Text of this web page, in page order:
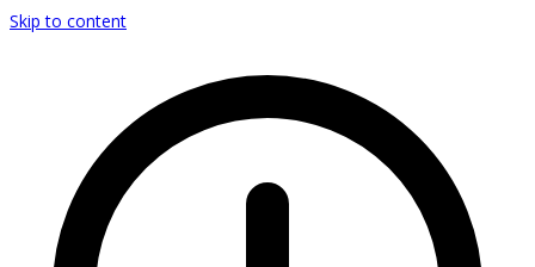
Skip to content